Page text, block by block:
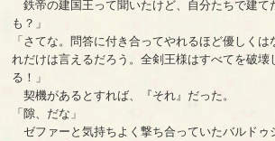
鉄帝の建国王って聞いたけど、自分たちで建て
も？」
「さてな。問答に付き合ってやれるほど優しくは
れだけは言えるだろう。全剣王様はすべてを破壊
る！」
契機があるとすれば、『それ』だった。
「隙、だな」
ゼファーと気持ちよく撃ち合っていたバルドゥ